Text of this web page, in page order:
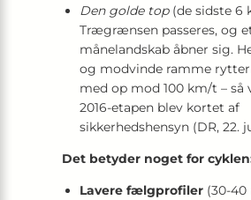
Den golde top(de sidste 6
Trægrænsen passeres, og
månelandskab åbner sig.
og modvinde ramme
med op mod 100 km/t – så
2016-etapen blev kortet af
sikkerhedshensyn (DR, 22.
Det betyder noget for
Lavere fælgprofiler (30-